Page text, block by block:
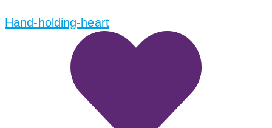
Hand-holding-heart